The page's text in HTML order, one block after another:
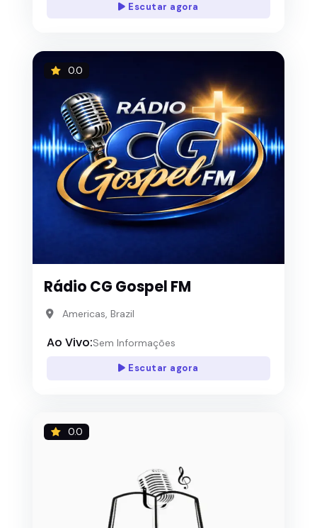
Escutar agora
0.0
Rádio CG Gospel FM
Americas, Brazil
Ao Vivo:Sem Informações
Escutar agora
0.0